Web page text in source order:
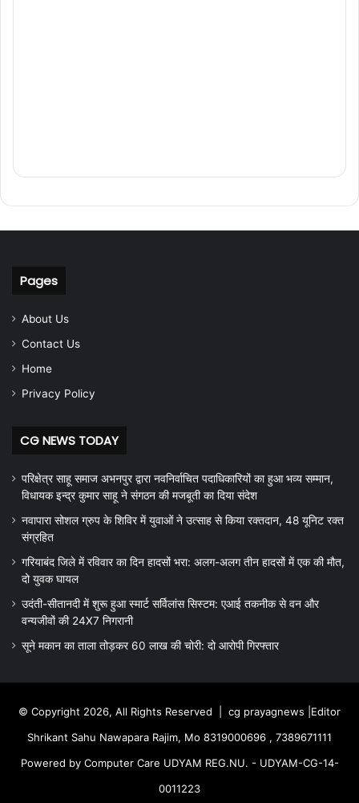
Pages
About Us
Contact Us
Home
Privacy Policy
CG NEWS TODAY
परिक्षेत्र साहू समाज अभनपुर द्वारा नवनिर्वाचित पदाधिकारियों का हुआ भव्य सम्मान,
विधायक इन्द्र कुमार साहू ने संगठन की मजबूती का दिया संदेश
नवापारा सोशल ग्रुप के शिविर में युवाओं ने उत्साह से किया रक्तदान, 48 यूनिट रक्त
संग्रहित
गरियाबंद जिले में रविवार का दिन हादसों भरा: अलग-अलग तीन हादसों में एक की मौत,
दो युवक घायल
उदंती-सीतानदी में शुरू हुआ स्मार्ट सर्विलांस सिस्टम: एआई तकनीक से वन और
वन्यजीवों की 24X7 निगरानी
सूने मकान का ताला तोड़कर 60 लाख की चोरी: दो आरोपी गिरफ्तार
© Copyright 2026, All Rights Reserved | cg prayagnews |Editor
Shrikant Sahu Nawapara Rajim, Mo 8319000696 , 7389671111
Powered by Computer Care UDYAM REG.NU. - UDYAM-CG-14-
0011223